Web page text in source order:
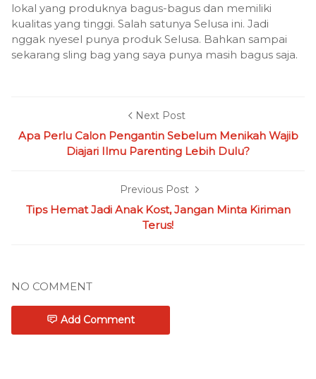
lokal yang produknya bagus-bagus dan memiliki
kualitas yang tinggi. Salah satunya Selusa ini. Jadi
nggak nyesel punya produk Selusa. Bahkan sampai
sekarang sling bag yang saya punya masih bagus saja.
Next Post
Apa Perlu Calon Pengantin Sebelum Menikah Wajib
Diajari Ilmu Parenting Lebih Dulu?
Previous Post
Tips Hemat Jadi Anak Kost, Jangan Minta Kiriman
Terus!
NO COMMENT
Add Comment